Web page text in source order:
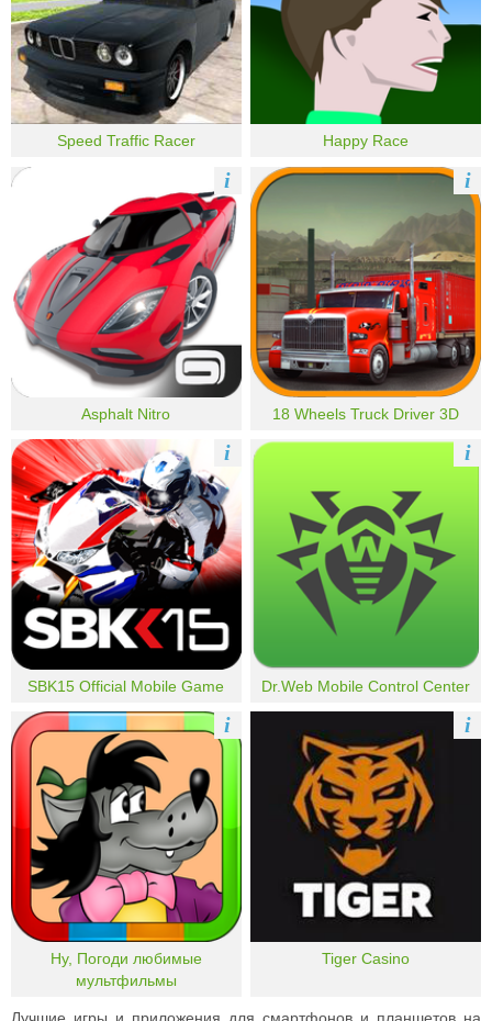
Speed Traffic Racer Happy Race
Asphalt Nitro
i
18 Wheels Truck Driver 3D
i
SBK15 Official Mobile Game
i
Dr.Web Mobile Control Center
i
Ну, Погоди любимые
мультфильмы
i
Tiger Casino
i
Лучшие игры и приложения для смартфонов и планшетов на